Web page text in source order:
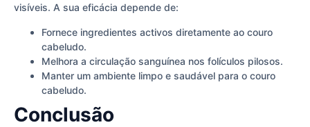
visíveis. A sua eficácia depende de:
Fornece ingredientes activos diretamente ao couro
cabeludo.
Melhora a circulação sanguínea nos folículos pilosos.
Manter um ambiente limpo e saudável para o couro
cabeludo.
Conclusão